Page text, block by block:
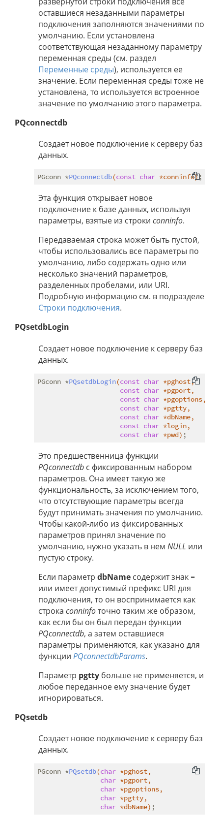
оставшиеся незаданными параметры
подключения заполняются значениями по
умолчанию. Если установлена
соответствующая незаданному параметру
переменная среды (см. раздел
Переменные среды), используется ее
значение. Если переменная среды тоже не
установлена, то используется встроенное
значение по умолчанию этого параметра.
PQconnectdb
Создает новое подключение к серверу баз
данных.
PGconn *PQconnectdb(const char *conninfo)
Эта функция открывает новое
подключение к базе данных, используя
параметры, взятые из строки conninfo.
Передаваемая строка может быть пустой,
чтобы использовались все параметры по
умолчанию, либо содержать одно или
несколько значений параметров,
разделенных пробелами, или URI.
Подробную информацию см. в подразделе
Строки подключения.
PQsetdbLogin
Создает новое подключение к серверу баз
данных.
PGconn *PQsetdbLogin(const char *pghost,
const char *pgport,
const char *pgoptions,
const char *pgtty,
const char *dbName,
const char *login,
const char *pwd)
Это предшественница функции
PQconnectdb с фиксированным набором
параметров. Она имеет такую же
функциональность, за исключением того,
что отсутствующие параметры всегда
будут принимать значения по умолчанию.
Чтобы какой-либо из фиксированных
параметров принял значение по
умолчанию, нужно указать в нем NULL или
пустую строку.
Если параметр dbName содержит знак =
или имеет допустимый префикс URI для
подключения, то он воспринимается как
строка conninfoточно таким же образом,
как если бы он был передан функции
PQconnectdb, а затем оставшиеся
параметры применяются, как указано для
функции PQconnectdbParams.
Параметр pgtty больше не применяется, и
любое переданное ему значение будет
игнорироваться.
PQsetdb
Создает новое подключение к серверу баз
данных.
PGconn *PQsetdb(char *pghost,
char *pgport,
char *pgoptions,
char *pgtty,
char *dbName)